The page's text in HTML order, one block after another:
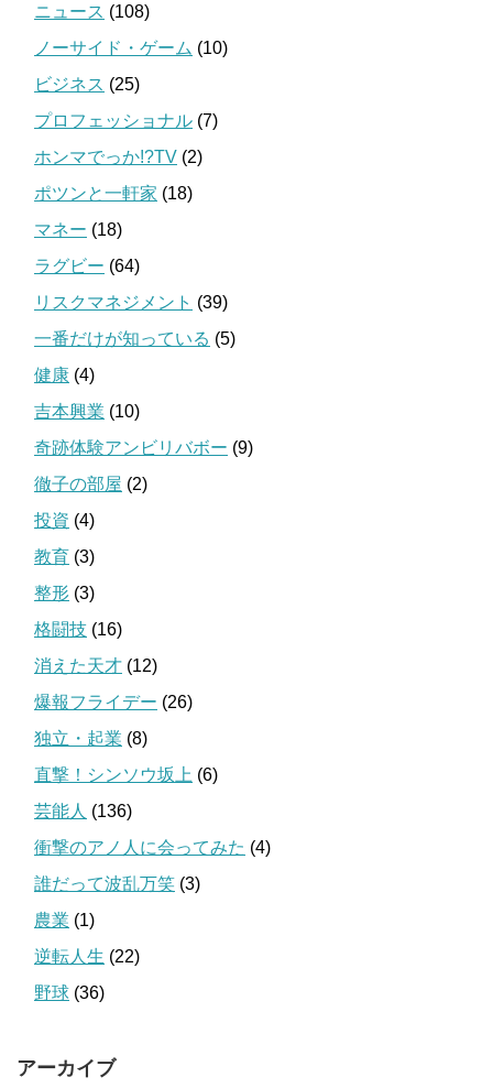
ニュース (108)
ノーサイド・ゲーム (10)
ビジネス (25)
プロフェッショナル (7)
ホンマでっか!?TV (2)
ポツンと一軒家 (18)
マネー (18)
ラグビー (64)
リスクマネジメント (39)
一番だけが知っている (5)
健康 (4)
吉本興業 (10)
奇跡体験アンビリバボー (9)
徹子の部屋 (2)
投資 (4)
教育 (3)
整形 (3)
格闘技 (16)
消えた天才 (12)
爆報フライデー (26)
独立・起業 (8)
直撃！シンソウ坂上 (6)
芸能人 (136)
衝撃のアノ人に会ってみた (4)
誰だって波乱万笑 (3)
農業 (1)
逆転人生 (22)
野球 (36)
アーカイブ